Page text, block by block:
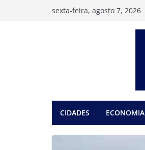
sexta-feira, agosto 7, 2026
CIDADES ECONOMIA